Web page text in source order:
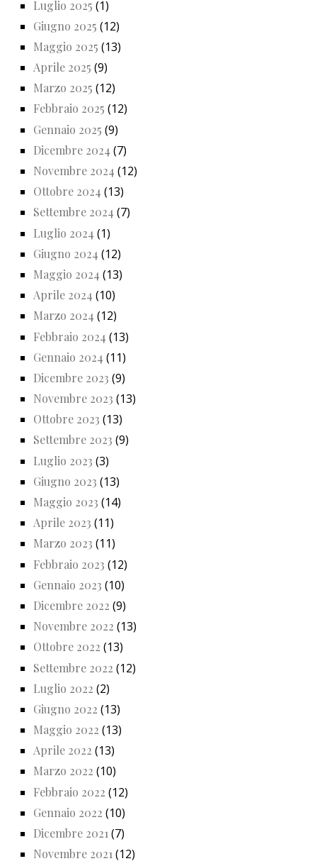
Luglio 2025 (1)
Giugno 2025 (12)
Maggio 2025 (13)
Aprile 2025 (9)
Marzo 2025 (12)
Febbraio 2025 (12)
Gennaio 2025 (9)
Dicembre 2024 (7)
Novembre 2024 (12)
Ottobre 2024 (13)
Settembre 2024 (7)
Luglio 2024 (1)
Giugno 2024 (12)
Maggio 2024 (13)
Aprile 2024 (10)
Marzo 2024 (12)
Febbraio 2024 (13)
Gennaio 2024 (11)
Dicembre 2023 (9)
Novembre 2023 (13)
Ottobre 2023 (13)
Settembre 2023 (9)
Luglio 2023 (3)
Giugno 2023 (13)
Maggio 2023 (14)
Aprile 2023 (11)
Marzo 2023 (11)
Febbraio 2023 (12)
Gennaio 2023 (10)
Dicembre 2022 (9)
Novembre 2022 (13)
Ottobre 2022 (13)
Settembre 2022 (12)
Luglio 2022 (2)
Giugno 2022 (13)
Maggio 2022 (13)
Aprile 2022 (13)
Marzo 2022 (10)
Febbraio 2022 (12)
Gennaio 2022 (10)
Dicembre 2021 (7)
Novembre 2021(12)